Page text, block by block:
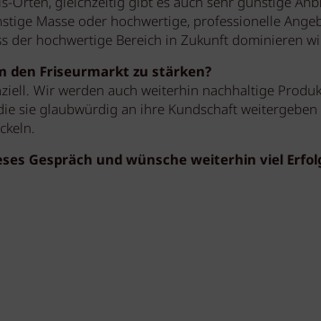
Masse oder hochwertige, professionelle
der hochwertige Bereich in Zukunft dominieren
den Friseurmarkt zu stärken?
Wir werden auch weiterhin nachhaltige
sie glaubwürdig an ihre Kundschaft
Gespräch und wünsche weiterhin viel